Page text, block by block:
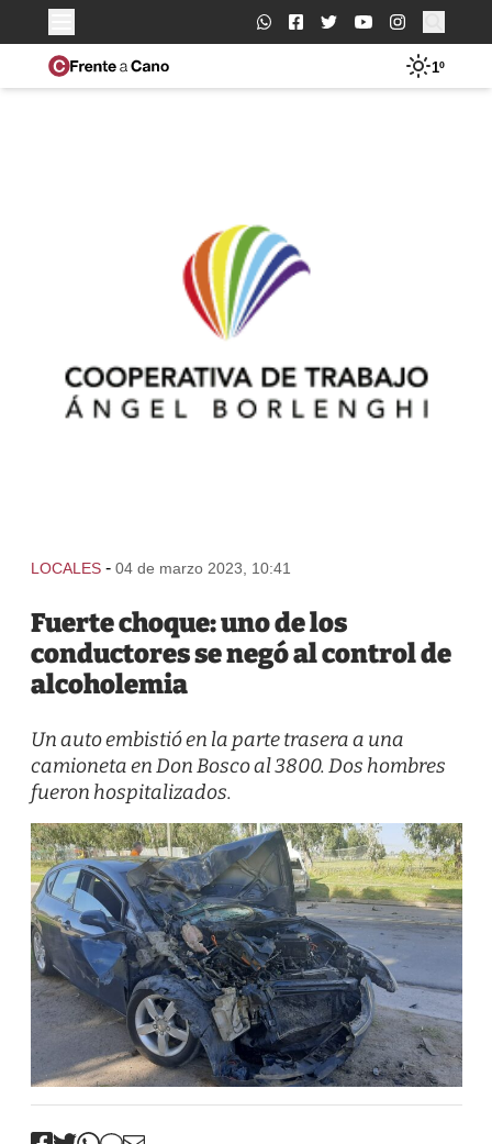
Buscar:
1º
LOCALES - 04 de marzo 2023, 10:41
Fuerte choque: uno de los
conductores se negó al control de
alcoholemia
Un auto embistió en la parte trasera a una
camioneta en Don Bosco al 3800. Dos hombres
fueron hospitalizados.